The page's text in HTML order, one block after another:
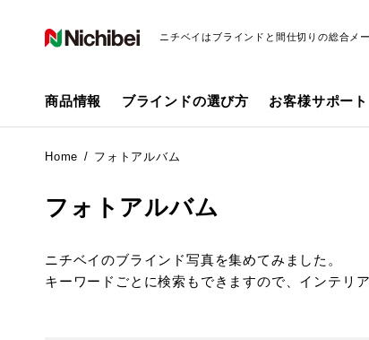
ニチベイはブラインドと間仕切りの総合メ
商品情報 ブラインドの選び方 お客様サポート
Home フォトアルバム
フォトアルバム
ニチベイのブラインド写真を集めてみました。
キーワードごとに検索もできますので、インテリ